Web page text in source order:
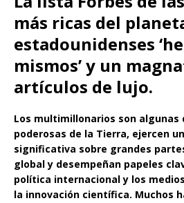
más ricas del
estadounidenses
mismos’ y un
artículos de lujo.
Los multimillonarios son algunas
poderosas de la Tierra, ejercen
significativa sobre grandes
global y desempeñan papeles
política internacional y los
la innovación científica. Muchos